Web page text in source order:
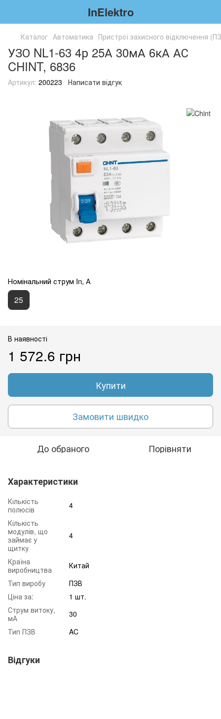
InElektro
Каталог Автоматика Пристрої захисного відключення
УЗО NL1-63 4р 25А 30мА 6кА АС
CHINT, 6836
Артикул: 200223 Написати відгук
Номінальний струм In, А
25
В наявності
1 572.6 грн
Купити
Замовити швидко
До обраного Порівняти
Характеристики
Кількість
полюсів
4
Кількість
модулів, що
займає у
щитку
4
Країна
виробництва
Китай
Тип виробу
ПЗВ
Ціна за:
1 шт.
Струм витоку,
мА
30
Тип ПЗВ
AC
Відгуки